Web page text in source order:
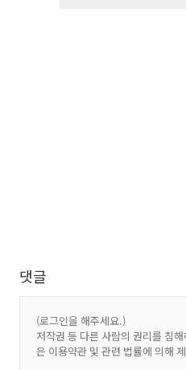
댓글